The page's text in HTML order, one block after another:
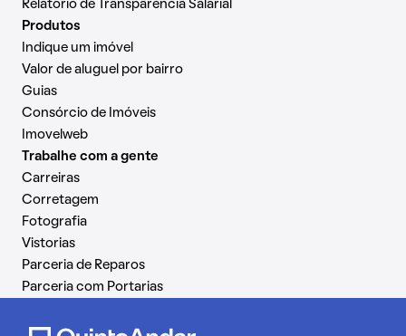
Relatório de Transparência Salarial
Produtos
Indique um imóvel
Valor de aluguel por bairro
Guias
Consórcio de Imóveis
Imovelweb
Trabalhe com a gente
Carreiras
Corretagem
Fotografia
Vistorias
Parceria de Reparos
Parceria com Portarias